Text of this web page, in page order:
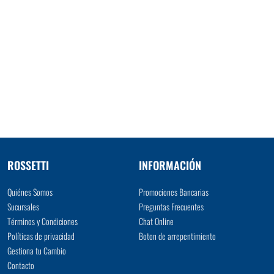
ROSSETTI
Quiénes Somos
Sucursales
Términos y Condiciones
Políticas de privacidad
Gestiona tu Cambio
Contacto
INFORMACIÓN
Promociones Bancarias
Preguntas Frecuentes
Chat Online
Boton de arrepentimiento